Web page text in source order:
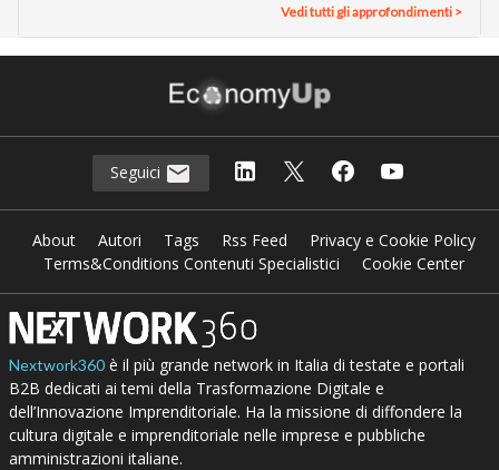
Vedi tutti gli approfondimenti >
Seguici
About Autori Tags Rss Feed
Privacy e Cookie Policy
Terms&Conditions Contenuti Specialistici
Cookie Center
Nextwork360è il più grande network in Italia di testate e portali
B2B dedicati ai temi della Trasformazione Digitale e
dell’Innovazione Imprenditoriale. Ha la missione di diffondere la
cultura digitale e imprenditoriale nelle imprese e pubbliche
amministrazioni italiane.